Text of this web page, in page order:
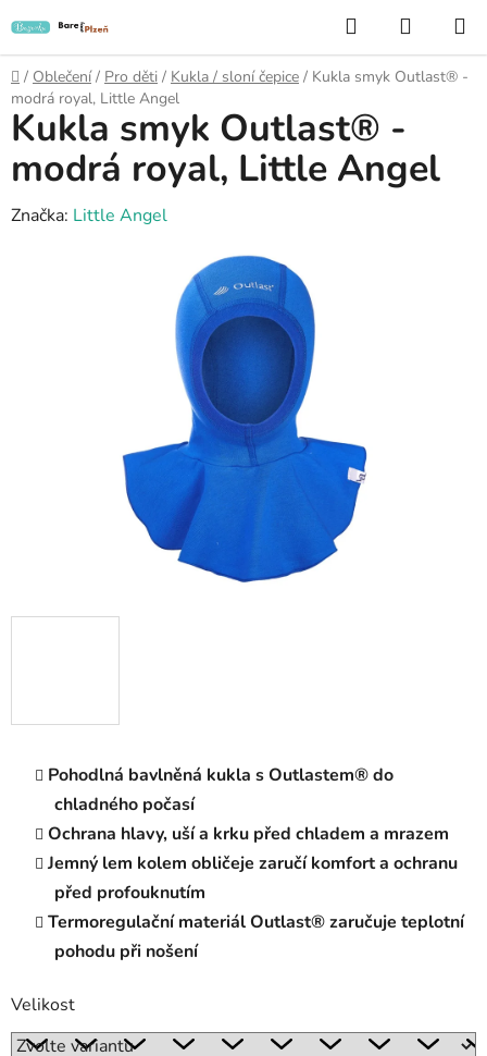
na
obsah
Hledat
KOŠÍK
Domů
/ Oblečení / Pro děti / Kukla / sloní čepice / Kukla smyk Outlast® -
modrá royal, Little Angel
Pohodlná bavlněná kukla s Outlastem® do
chladného počasí
Ochrana hlavy, uší a krku před chladem a mrazem
Jemný lem kolem obličeje zaručí komfort a ochranu
před profouknutím
Termoregulační materiál Outlast® zaručuje teplotní
pohodu při nošení
Velikost
Kukla smyk Outlast® -
modrá royal, Little Angel
Značka: Little Angel